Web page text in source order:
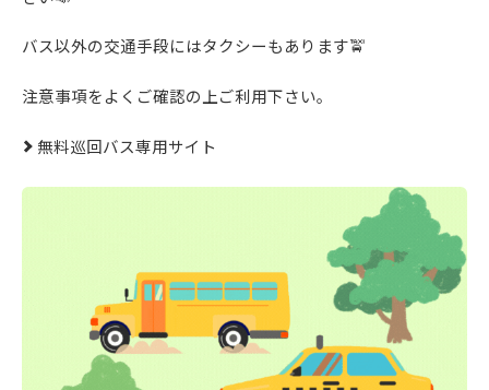
バス以外の交通手段にはタクシーもあります🚖
注意事項をよくご確認の上ご利用下さい。
無料巡回バス専用サイト